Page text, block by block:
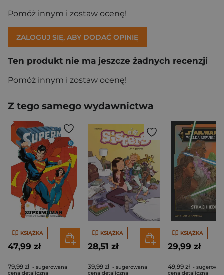
Pomóż innym i zostaw ocenę!
ZALOGUJ SIĘ, ABY DODAĆ OPINIĘ
Ten produkt nie ma jeszcze żadnych recenzji
Pomóż innym i zostaw ocenę!
Z tego samego wydawnictwa
KSIĄŻKA
47,99 zł
79,99 zł - sugerowana
cena detaliczna
KSIĄŻKA
28,51 zł
39,99 zł - sugerowana
cena detaliczna
KSIĄŻKA
29,99 zł
49,99 zł -
cena detaliczna